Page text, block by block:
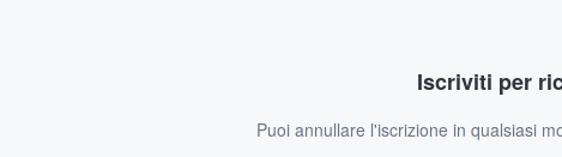
Iscriviti per
Puoi annullare l'iscrizione in qualsiasi